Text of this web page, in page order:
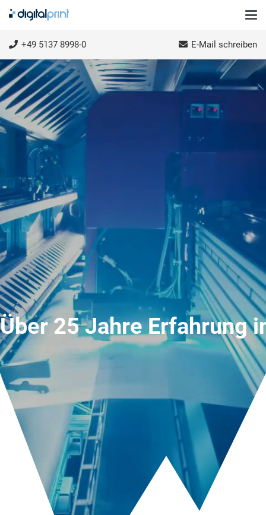
+49 5137 8998-0 E-Mail schreiben
Über 25 Jahre Erfahrung